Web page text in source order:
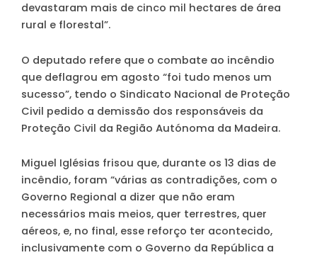
devastaram mais de cinco mil hectares de área
rural e florestal”.
O deputado refere que o combate ao incêndio
que deflagrou em agosto “foi tudo menos um
sucesso”, tendo o Sindicato Nacional de Proteção
Civil pedido a demissão dos responsáveis da
Proteção Civil da Região Autónoma da Madeira.
Miguel Iglésias frisou que, durante os 13 dias de
incêndio, foram “várias as contradições, com o
Governo Regional a dizer que não eram
necessários mais meios, quer terrestres, quer
aéreos, e, no final, esse reforço ter acontecido,
inclusivamente com o Governo da República a